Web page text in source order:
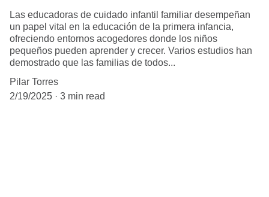
Las educadoras de cuidado infantil familiar desempeñan
un papel vital en la educación de la primera infancia,
ofreciendo entornos acogedores donde los niños
pequeños pueden aprender y crecer. Varios estudios han
demostrado que las familias de todos...
Pilar Torres
2/19/2025
3 min read